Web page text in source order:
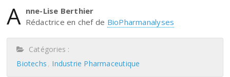
A nne-Lise Berthier
Rédactrice en chef de BioPharmanalyses
Catégories :
Biotechs
Industrie Pharmaceutique